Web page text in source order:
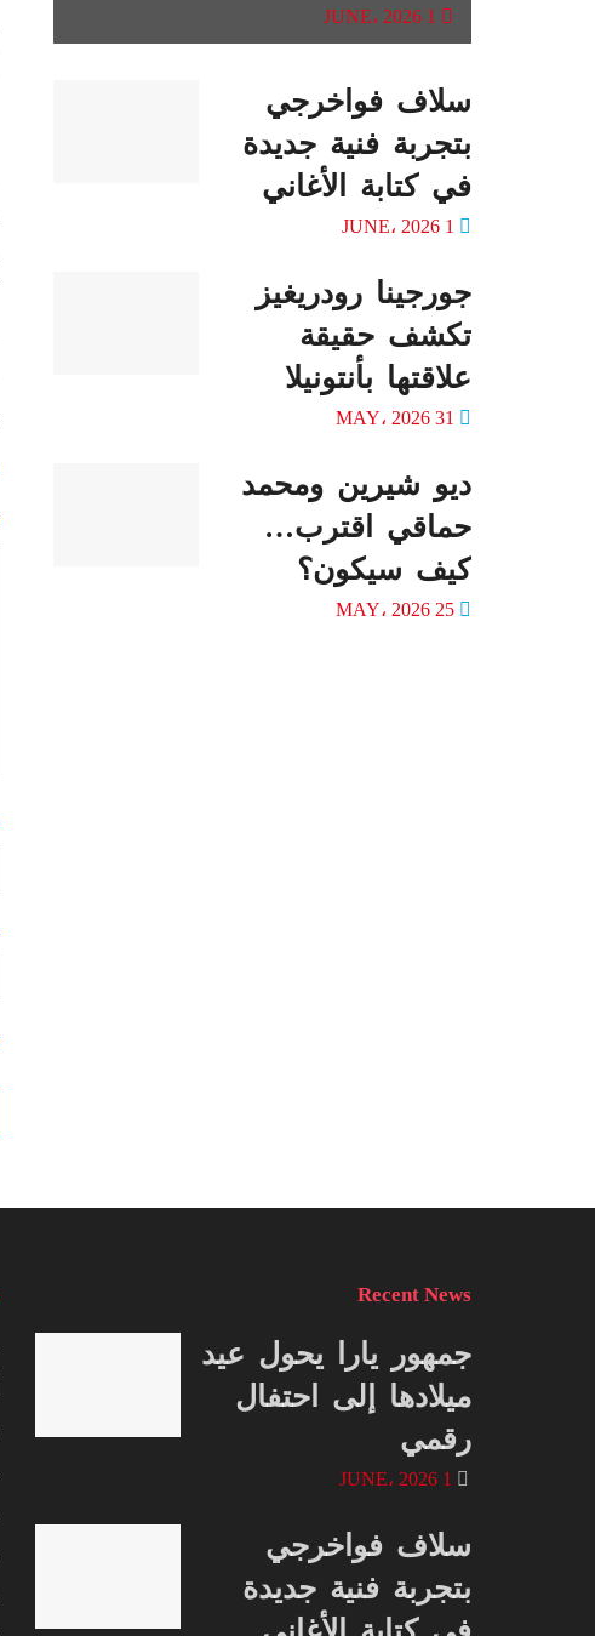
سلاف فواخرجي
بتجربة فنية جديدة
في كتابة الأغاني
جورجينا رودريغيز
تكشف حقيقة
علاقتها بأنتونيلا
ديو شيرين ومحمد
حماقي اقترب…
كيف سيكون؟
Recent News
جمهور يارا يحول عيد
ميلادها إلى احتفال
رقمي
سلاف فواخرجي
بتجربة فنية جديدة